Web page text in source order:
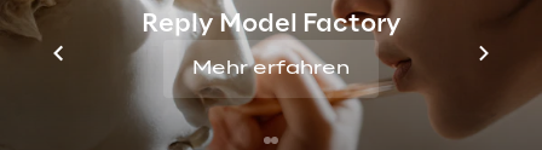
Reply Model Factory
Mehr erfahren
Sales, Service, Customer Data Solutions und
Marketing.
14. und 15. Oktober 2020lädt SAP
Kunden, Partner und Branchenführer für